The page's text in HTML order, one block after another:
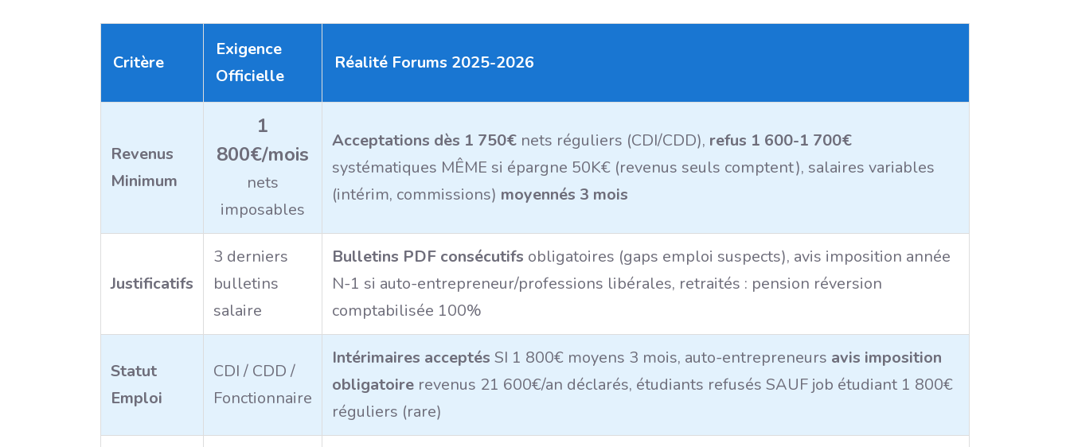
Critère
Exigence
Officielle
Réalité Forums 2025-2026
Revenus
Minimum
1
800€/mois
nets
imposables
Acceptations dès 1 750€ nets réguliers (CDI/CDD), refus 1 600-1 700€
systématiques MÊME si épargne 50K€ (revenus seuls comptent), salaires variables
(intérim, commissions) moyennés 3 mois
Justificatifs
3 derniers
bulletins
salaire
Bulletins PDF consécutifs obligatoires (gaps emploi suspects), avis imposition année
N-1 si auto-entrepreneur/professions libérales, retraités : pension réversion
comptabilisée 100%
Statut
Emploi
CDI / CDD /
Fonctionnaire
Intérimaires acceptés SI 1 800€ moyens 3 mois, auto-entrepreneurs avis imposition
obligatoire revenus 21 600€/an déclarés, étudiants refusés SAUF job étudiant 1 800€
réguliers (rare)